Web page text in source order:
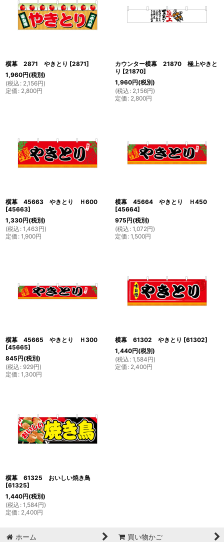
横幕 2871 やきとり [2871]
1,960円(税別)
(税込 : 2,156円)
定価 : 2,800円
カウンター横幕 21870 極上やきと
り [21870]
1,960円(税別)
(税込 : 2,156円)
定価 : 2,800円
横幕 45663 やきとり Ｈ600
[45663]
1,330円(税別)
(税込 : 1,463円)
定価 : 1,900円
横幕 45664 やきとり Ｈ450
[45664]
975円(税別)
(税込 : 1,072円)
定価 : 1,500円
横幕 45665 やきとり Ｈ300
[45665]
845円(税別)
(税込 : 929円)
定価 : 1,300円
横幕 61302 やきとり [61302]
1,440円(税別)
(税込 : 1,584円)
定価 : 2,400円
横幕 61325 おいしい焼き鳥
[61325]
1,440円(税別)
(税込 : 1,584円)
定価 : 2,400円
ホーム 買い物かご